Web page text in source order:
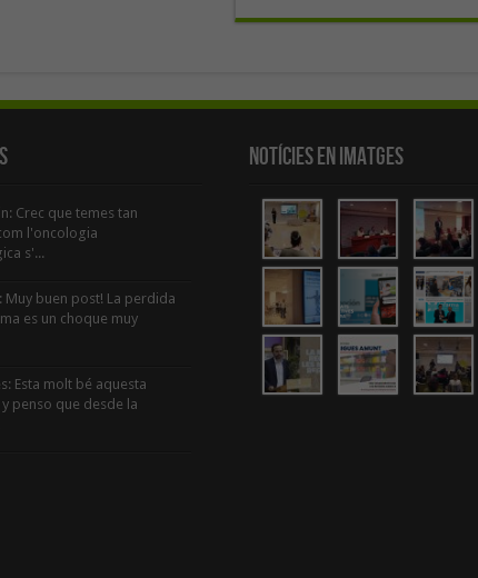
Crec que temes tan
l'oncologia
s'...
Muy buen post! La perdida
es un choque muy
Esta molt bé aquesta
penso que desde la
Notícies en Imatges